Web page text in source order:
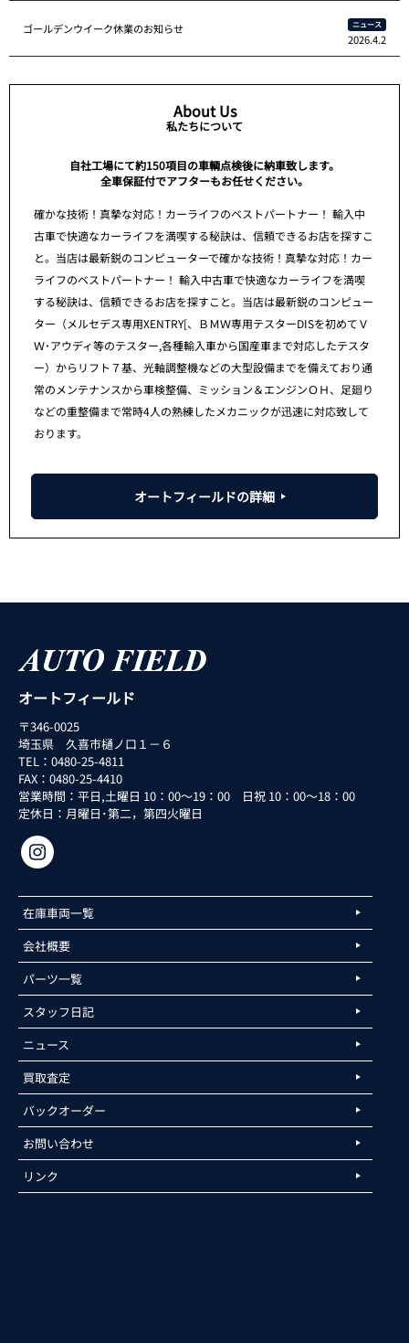
ゴールデンウイーク休業のお知らせ ニュース
2026.4.2
About Us
私たちについて
自社工場にて約150項目の車輌点検後に納車致します。
全車保証付でアフターもお任せください。
確かな技術！真摯な対応！カーライフのベストパートナー！ 輸入中
古車で快適なカーライフを満喫する秘訣は、信頼できるお店を探すこ
と。当店は最新鋭のコンピューターで確かな技術！真摯な対応！カー
ライフのベストパートナー！ 輸入中古車で快適なカーライフを満喫
する秘訣は、信頼できるお店を探すこと。当店は最新鋭のコンピュー
ター（メルセデス専用XENTRY[、ＢＭＷ専用テスターDISを初めてＶ
Ｗ･アウディ等のテスター,各種輸入車から国産車まで対応したテスタ
ー）からリフト７基、光軸調整機などの大型設備までを備えており通
常のメンテナンスから車検整備、ミッション＆エンジンＯＨ、足廻り
などの重整備まで常時4人の熟練したメカニックが迅速に対応致して
おります。
オートフィールドの詳細
オートフィールド
〒346-0025
埼玉県 久喜市樋ノ口１－６
TEL：0480-25-4811
FAX：0480-25-4410
営業時間：平日,土曜日 10：00～19：00 日祝 10：00～18：00
定休日：月曜日･第二，第四火曜日
在庫車両一覧
会社概要
パーツ一覧
スタッフ日記
ニュース
買取査定
バックオーダー
お問い合わせ
リンク